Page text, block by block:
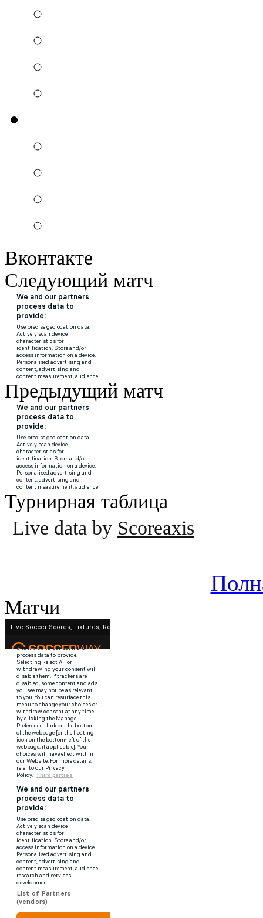
Вконтакте
Следующий матч
Предыдущий матч
Турнирная таблица
Live data by Scoreaxis
Матчи